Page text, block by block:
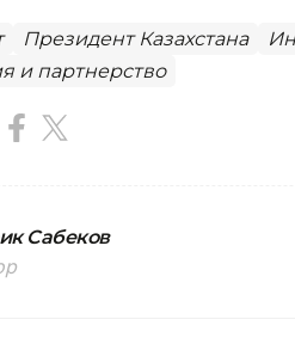
Президент Казахстана
и партнерство
Сабеков